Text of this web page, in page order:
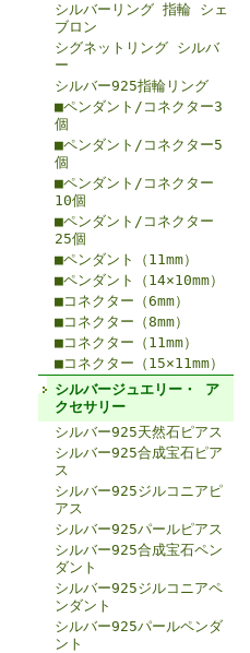
シルバーリング 指輪 シェ
ブロン
シグネットリング シルバ
ー
シルバー925指輪リング
■ペンダント/コネクター3
個
■ペンダント/コネクター5
個
■ペンダント/コネクター
10個
■ペンダント/コネクター
25個
■ペンダント（11mm）
■ペンダント（14×10mm）
■コネクター（6mm）
■コネクター（8mm）
■コネクター（11mm）
■コネクター（15×11mm）
シルバージュエリー・ ア
クセサリー
シルバー925天然石ピアス
シルバー925合成宝石ピア
ス
シルバー925ジルコニアピ
アス
シルバー925パールピアス
シルバー925合成宝石ペン
ダント
シルバー925ジルコニアペ
ンダント
シルバー925パールペンダ
ント